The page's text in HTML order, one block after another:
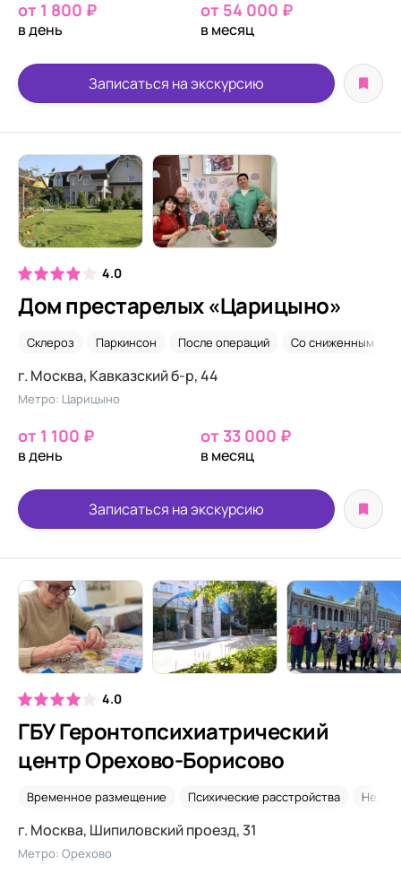
от 1 800 ₽
в день
от 54 000 ₽
в месяц
Записаться на экскурсию
4.0
Дом престарелых «Царицыно»
Склероз Паркинсон После операций Со сниженным
г. Москва, Кавказский б-р, 44
Метро: Царицыно
от 1 100 ₽
в день
от 33 000 ₽
в месяц
Записаться на экскурсию
4.0
ГБУ Геронтопсихиатрический
центр Орехово-Борисово
Временное размещение Психические расстройства
г. Москва, Шипиловский проезд, 31
Метро: Орехово